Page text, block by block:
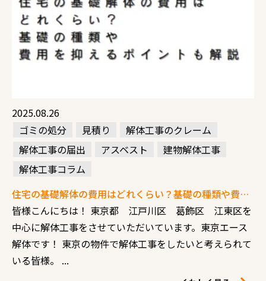
2025.08.26
ゴミの処分
見積り
解体工事のクレーム
解体工事の届出
アスベスト
建物解体工事
解体工事コラム
住宅の基礎解体の費用はどれくらい？基礎の種類や費用を抑えるポイントも解説
皆様こんにちは！ 東京都 江戸川区 葛飾区 江東区を
中心に解体工事をさせていただいています。東京エース
解体です！ 東京の物件で解体工事をしたいと考えられて
いる皆様。 ...